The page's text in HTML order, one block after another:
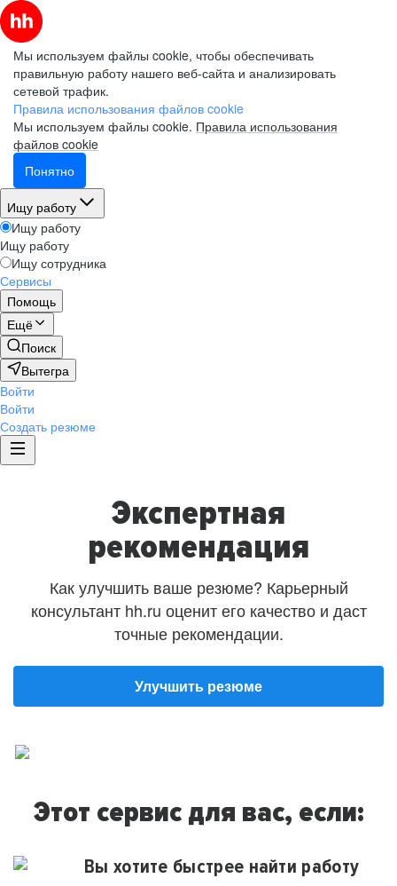
Мы используем файлы cookie, чтобы обеспечивать
правильную работу нашего веб-сайта и анализировать
сетевой трафик.
Правила использования файлов cookie
Мы используем файлы cookie. Правила использования
файлов cookie
Понятно
Ищу работу
Ищу работу
Ищу работу
Ищу сотрудника
Сервисы
Помощь
Ещё
Поиск
Вытегра
Войти
Войти
Создать резюме
Экспертная
рекомендация
Как улучшить ваше резюме? Карьерный
консультант hh.ru оценит его качество и даст
точные рекомендации.
Улучшить резюме
Этот сервис для вас, если:
Вы хотите быстрее найти работу